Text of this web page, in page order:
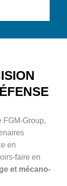
FGM-Group,
en
faire en
et mécano-